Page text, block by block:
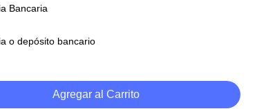
Bancaria
o depósito bancario
Agregar al Carrito